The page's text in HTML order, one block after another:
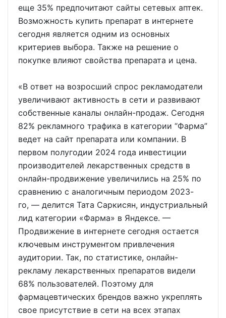
еще 35% предпочитают сайты сетевых аптек.
Возможность купить препарат в интернете
сегодня является одним из основных
критериев выбора. Также на решение о
покупке влияют свойства препарата и цена.
«В ответ на возросший спрос рекламодатели
увеличивают активность в сети и развивают
собственные каналы онлайн-продаж. Сегодня
82% рекламного трафика в категории “Фарма”
ведет на сайт препарата или компании. В
первом полугодии 2024 года инвестиции
производителей лекарственных средств в
онлайн-продвижение увеличились на 25% по
сравнению с аналогичным периодом 2023-
го, — делится Тата Саркисян, индустриальный
лид категории «Фарма» в Яндексе. —
Продвижение в интернете сегодня остается
ключевым инструментом привлечения
аудитории. Так, по статистике, онлайн-
рекламу лекарственных препаратов видели
68% пользователей. Поэтому для
фармацевтических брендов важно укреплять
свое присутствие в сети на всех этапах